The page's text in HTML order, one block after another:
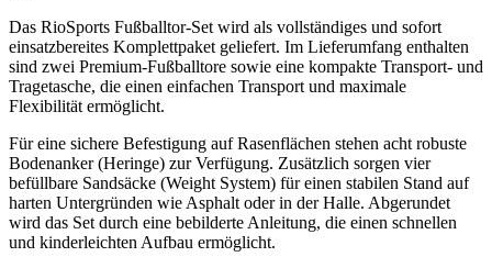
Das RioSports Fußballtor-Set wird als vollständiges und sofort
einsatzbereites Komplettpaket geliefert. Im Lieferumfang enthalten
sind zwei Premium-Fußballtore sowie eine kompakte Transport- und
Tragetasche, die einen einfachen Transport und maximale
Flexibilität ermöglicht.
Für eine sichere Befestigung auf Rasenflächen stehen acht robuste
Bodenanker (Heringe) zur Verfügung. Zusätzlich sorgen vier
befüllbare Sandsäcke (Weight System) für einen stabilen Stand auf
harten Untergründen wie Asphalt oder in der Halle. Abgerundet
wird das Set durch eine bebilderte Anleitung, die einen schnellen
und kinderleichten Aufbau ermöglicht.